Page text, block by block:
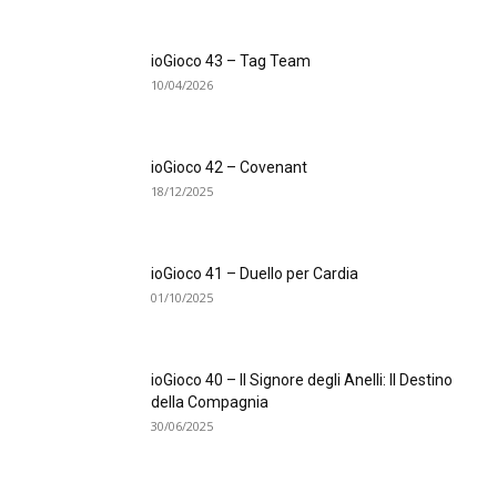
ioGioco 43 – Tag Team
10/04/2026
ioGioco 42 – Covenant
18/12/2025
ioGioco 41 – Duello per Cardia
01/10/2025
ioGioco 40 – Il Signore degli Anelli: Il Destino
della Compagnia
30/06/2025